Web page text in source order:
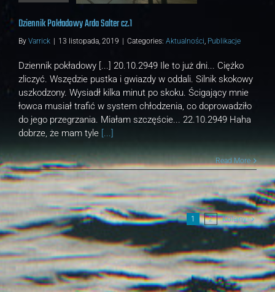
Dziennik Pokładowy Arda Salter cz.1
By Varrick 13 listopada, 2019 Categories: Aktualności, Publikacje
Dziennik pokładowy [...] 20.10.2949 Ile to już dni... Ciężko
zliczyć. Wszędzie pustka i gwiazdy w oddali. Silnik skokowy
uszkodzony. Wysiadł kilka minut po skoku. Ścigający mnie
łowca musiał trafić w system chłodzenia, co doprowadziło
do jego przegrzania. Miałam szczęście... 22.10.2949 Haha
dobrze, że mam tyle [...]
Read More
1 2 Kolejny